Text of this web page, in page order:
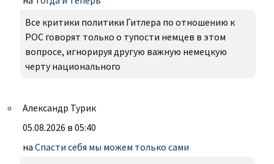
Все критики политики Гитлера по отношению к
РОС говорят только о тупости немцев в этом
вопросе, игнорируя другую важную немецкую
черту национального
Александр Турик
05.08.2026 в 05:40
на Спасти себя мы можем только сами